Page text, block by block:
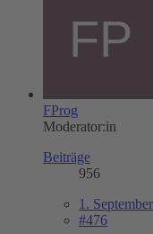
FProg
Moderator:in
Beiträge
956
1.
#476